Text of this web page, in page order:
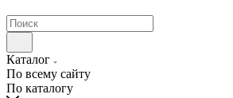
Каталог
По всему сайту
По каталогу